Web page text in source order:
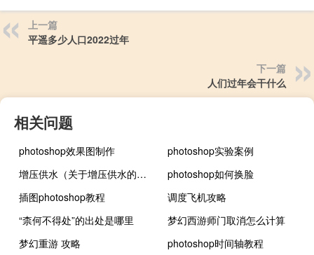
上一篇
平遥多少人口2022过年
下一篇
人们过年会干什么
相关问题
photoshop效果图制作
photoshop实验案例
增压供水（关于增压供水的介绍）
photoshop如何换脸
插图photoshop教程
调度飞机攻略
“柰何不得处”的出处是哪里
梦幻西游师门取消怎么计算
梦幻重游 攻略
photoshop时间轴教程